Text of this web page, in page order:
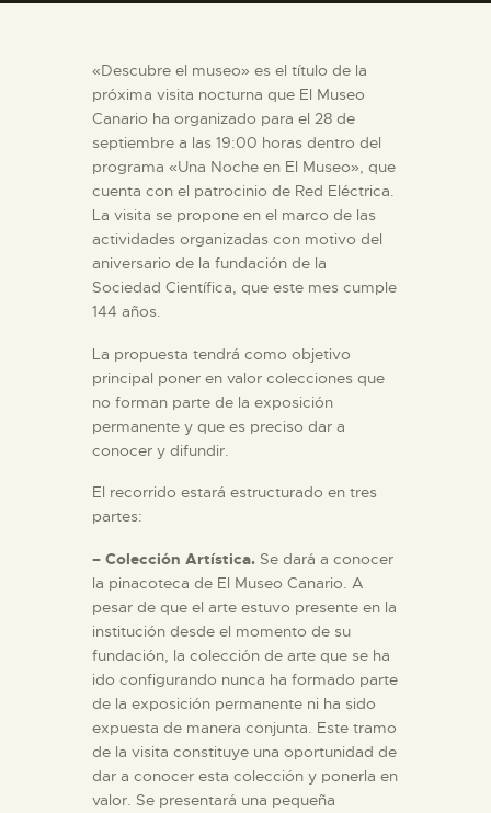
ESPAÑOL
PREPARAR LA VISITA
ACTIVIDADES
█
COLECCIONES
DIDÁCTICA
ESPAÑOL
«Descubre el museo» es el título de la
próxima visita nocturna que El Museo
Canario ha organizado para el 28 de
septiembre a las 19:00 horas dentro del
programa «Una Noche en El Museo», que
cuenta con el patrocinio de Red Eléctrica.
La visita se propone en el marco de las
actividades organizadas con motivo del
aniversario de la fundación de la
Sociedad Científica, que este mes cumple
144 años.
La propuesta tendrá como objetivo
principal poner en valor colecciones que
no forman parte de la exposición
permanente y que es preciso dar a
conocer y difundir.
El recorrido estará estructurado en tres
partes:
– Colección Artística. Se dará a conocer
la pinacoteca de El Museo Canario. A
pesar de que el arte estuvo presente en la
institución desde el momento de su
fundación, la colección de arte que se ha
ido configurando nunca ha formado parte
de la exposición permanente ni ha sido
expuesta de manera conjunta. Este tramo
de la visita constituye una oportunidad de
dar a conocer esta colección y ponerla en
valor. Se presentará una pequeña